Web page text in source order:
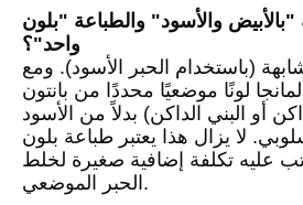
"بالأبيض والأسود" والطباعة "بلون
واحد"؟
(باستخدام الحبر الأسود). ومع
لونًا موضعيًا محددًا من بانتون
أو البني الداكن) بدلاً من الأسود
لا يزال هذا يعتبر طباعة بلون
عليه تكلفة إضافية صغيرة لخلط
الحبر الموضعي.